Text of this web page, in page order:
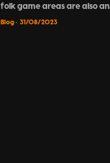
folk game areas are also an
indispensable part of the full
Blog• 31/08/2023